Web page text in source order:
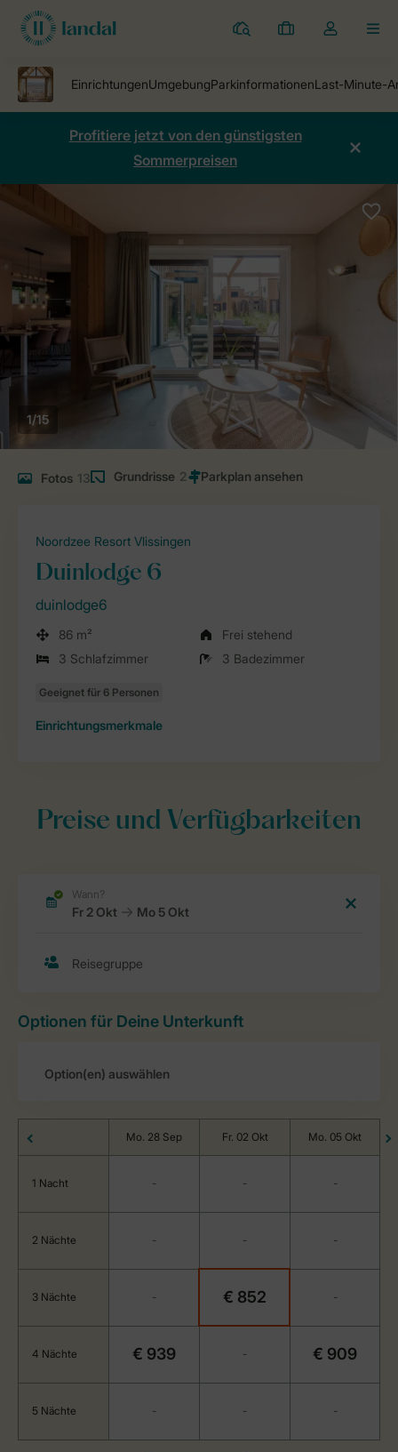
Ferienparks
Meine
Dropdown-
öffnen
Profitiere jetzt von den günstigsten
Sommerpreisen
1/15
Fotos 13 Grundrisse 2
Noordzee Resort Vlissingen
Duinlodge 6
duinlodge6
86 m²
Frei stehend
3 Schlafzimmer
3 Badezimmer
Einrichtungsmerkmale
Preise und Verfügbarkeiten
Optionen für Deine Unterkunft
Mo. 28 Sep Fr. 02 Okt Mo. 05 Okt
1 Nacht - - -
2 Nächte - - -
3 Nächte - € 852 -
4 Nächte € 939 - € 909
5 Nächte - - -